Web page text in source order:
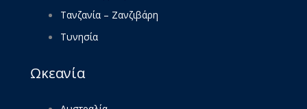
Τανζανία – Ζανζιβάρη
Τυνησία
Ωκεανία